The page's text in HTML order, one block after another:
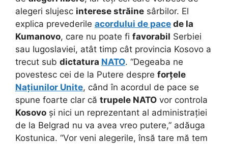
alegeri slujesc interese străine sârbilor. El
explica prevederile acordului de pace de la
Kumanovo, care nu poate fi favorabil Serbiei
sau Iugoslaviei, atât timp cât provincia Kosovo a
trecut sub dictatura NATO. “Degeaba ne
povestesc cei de la Putere despre forțele
Națiunilor Unite, când în acordul de pace se
spune foarte clar că trupele NATO vor controla
Kosovo și nici un reprezentant al administrației
de la Belgrad nu va avea vreo putere,” adăuga
Kostunica. “Vor veni alegerile, însă tare mă tem